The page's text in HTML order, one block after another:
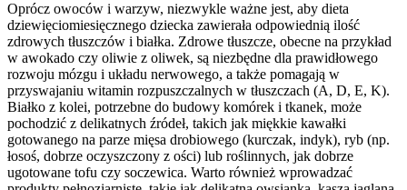
Oprócz owoców i warzyw, niezwykle ważne jest, aby dieta
dziewięciomiesięcznego dziecka zawierała odpowiednią ilość
zdrowych tłuszczów i białka. Zdrowe tłuszcze, obecne na przykład
w awokado czy oliwie z oliwek, są niezbędne dla prawidłowego
rozwoju mózgu i układu nerwowego, a także pomagają w
przyswajaniu witamin rozpuszczalnych w tłuszczach (A, D, E, K).
Białko z kolei, potrzebne do budowy komórek i tkanek, może
pochodzić z delikatnych źródeł, takich jak miękkie kawałki
gotowanego na parze mięsa drobiowego (kurczak, indyk), ryb (np.
łosoś, dobrze oczyszczony z ości) lub roślinnych, jak dobrze
ugotowane tofu czy soczewica. Warto również wprowadzać